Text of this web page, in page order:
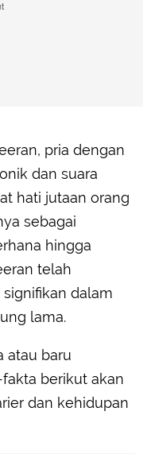
pria dengan
dan suara
hati jutaan orang
sebagai
hingga
telah
dalam
lama.
atau baru
berikut akan
dan kehidupan